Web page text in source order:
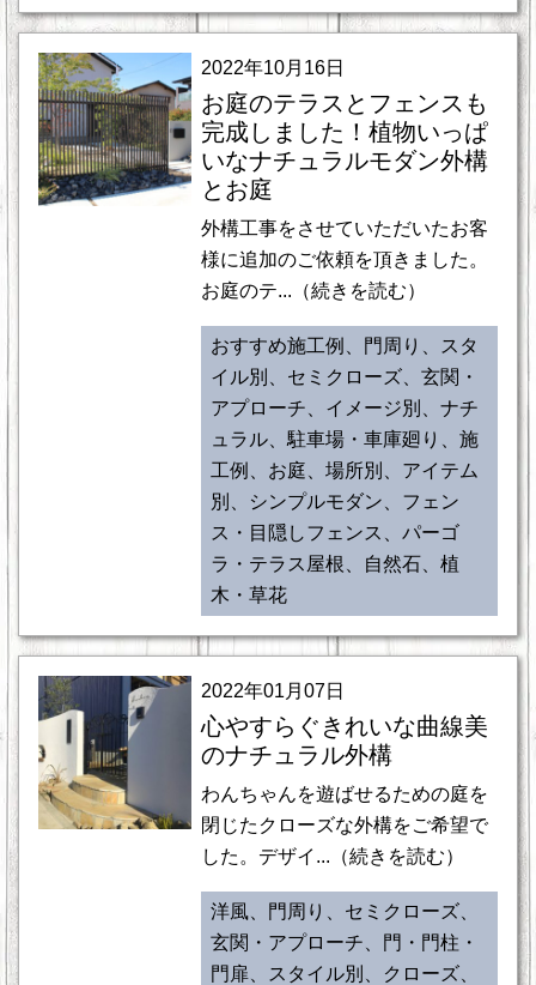
2022年10月16日
お庭のテラスとフェンスも
完成しました！植物いっぱ
いなナチュラルモダン外構
とお庭
外構工事をさせていただいたお客
様に追加のご依頼を頂きました。
お庭のテ...（続きを読む）
おすすめ施工例、門周り、スタ
イル別、セミクローズ、玄関・
アプローチ、イメージ別、ナチ
ュラル、駐車場・車庫廻り、施
工例、お庭、場所別、アイテム
別、シンプルモダン、フェン
ス・目隠しフェンス、パーゴ
ラ・テラス屋根、自然石、植
木・草花
2022年01月07日
心やすらぐきれいな曲線美
のナチュラル外構
わんちゃんを遊ばせるための庭を
閉じたクローズな外構をご希望で
した。デザイ...（続きを読む）
洋風、門周り、セミクローズ、
玄関・アプローチ、門・門柱・
門扉、スタイル別、クローズ、